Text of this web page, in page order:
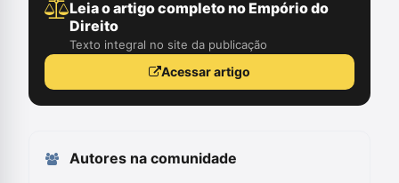
Leia o artigo completo no Empório do
Direito
Texto integral no site da publicação
Acessar artigo
Autores na comunidade